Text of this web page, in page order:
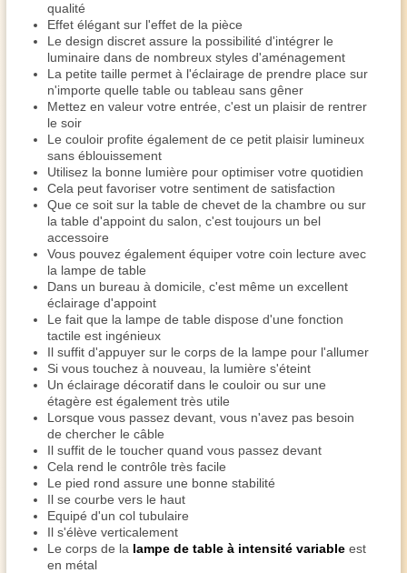
qualité
Effet élégant sur l'effet de la pièce
Le design discret assure la possibilité d'intégrer le
luminaire dans de nombreux styles d'aménagement
La petite taille permet à l'éclairage de prendre place sur
n'importe quelle table ou tableau sans gêner
Mettez en valeur votre entrée, c'est un plaisir de rentrer
le soir
Le couloir profite également de ce petit plaisir lumineux
sans éblouissement
Utilisez la bonne lumière pour optimiser votre quotidien
Cela peut favoriser votre sentiment de satisfaction
Que ce soit sur la table de chevet de la chambre ou sur
la table d'appoint du salon, c'est toujours un bel
accessoire
Vous pouvez également équiper votre coin lecture avec
la lampe de table
Dans un bureau à domicile, c'est même un excellent
éclairage d'appoint
Le fait que la lampe de table dispose d'une fonction
tactile est ingénieux
Il suffit d'appuyer sur le corps de la lampe pour l'allumer
Si vous touchez à nouveau, la lumière s'éteint
Un éclairage décoratif dans le couloir ou sur une
étagère est également très utile
Lorsque vous passez devant, vous n'avez pas besoin
de chercher le câble
Il suffit de le toucher quand vous passez devant
Cela rend le contrôle très facile
Le pied rond assure une bonne stabilité
Il se courbe vers le haut
Equipé d'un col tubulaire
Il s'élève verticalement
Le corps de la lampe de table à intensité variable est
en métal